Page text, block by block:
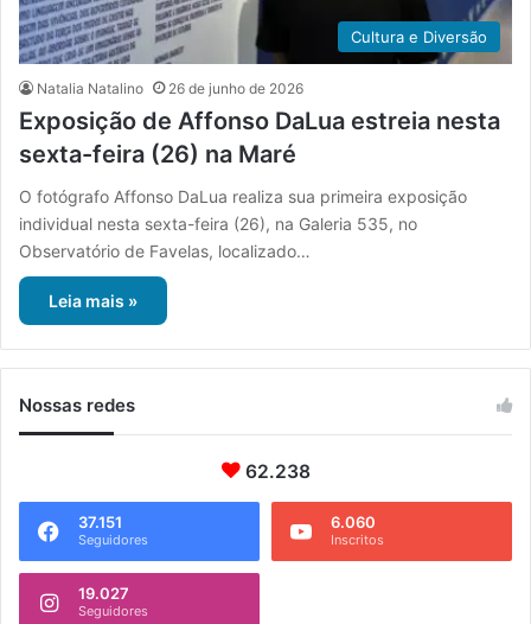
Cultura e Diversão
Natalia Natalino 26 de junho de 2026
Exposição de Affonso DaLua estreia nesta
sexta-feira (26) na Maré
O fotógrafo Affonso DaLua realiza sua primeira exposição
individual nesta sexta-feira (26), na Galeria 535, no
Observatório de Favelas, localizado…
Leia mais »
Nossas redes
62.238
37.151
Seguidores
6.060
Inscritos
19.027
Seguidores